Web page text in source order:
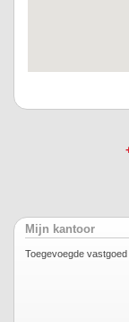
Mijn kantoor
Toegevoegde vastgoed